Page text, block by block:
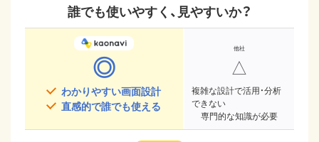
誰でも使いやすく、見やすいか？
◎
わかりやすい画面設計
直感的で誰でも使える
△
複雑な設計で活用・分析
できない
専門的な知識が必要